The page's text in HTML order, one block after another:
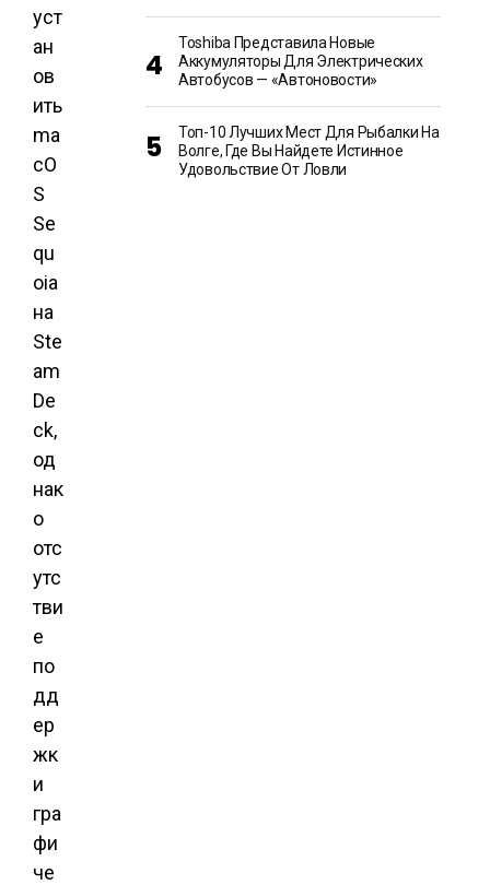
уст
ан
ов
ить
ma
cO
S
Se
qu
oia
на
Ste
am
De
ck,
од
нак
о
отс
утс
тви
е
по
дд
ер
жк
и
гра
фи
че
Toshiba Представила Новые
Аккумуляторы Для Электрических
Автобусов — «Автоновости»
Топ-10 Лучших Мест Для Рыбалки На
Волге, Где Вы Найдете Истинное
Удовольствие От Ловли